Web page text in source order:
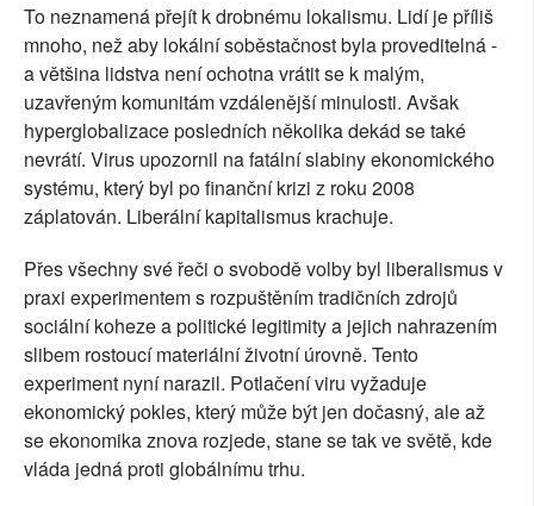
To neznamená přejít k drobnému lokalismu. Lidí je příliš
mnoho, než aby lokální soběstačnost byla proveditelná -
a většina lidstva není ochotna vrátit se k malým,
uzavřeným komunitám vzdálenější minulosti. Avšak
hyperglobalizace posledních několika dekád se také
nevrátí. Virus upozornil na fatální slabiny ekonomického
systému, který byl po finanční krizi z roku 2008
záplatován. Liberální kapitalismus krachuje.
Přes všechny své řeči o svobodě volby byl liberalismus v
praxi experimentem s rozpuštěním tradičních zdrojů
sociální koheze a politické legitimity a jejich nahrazením
slibem rostoucí materiální životní úrovně. Tento
experiment nyní narazil. Potlačení viru vyžaduje
ekonomický pokles, který může být jen dočasný, ale až
se ekonomika znova rozjede, stane se tak ve světě, kde
vláda jedná proti globálnímu trhu.